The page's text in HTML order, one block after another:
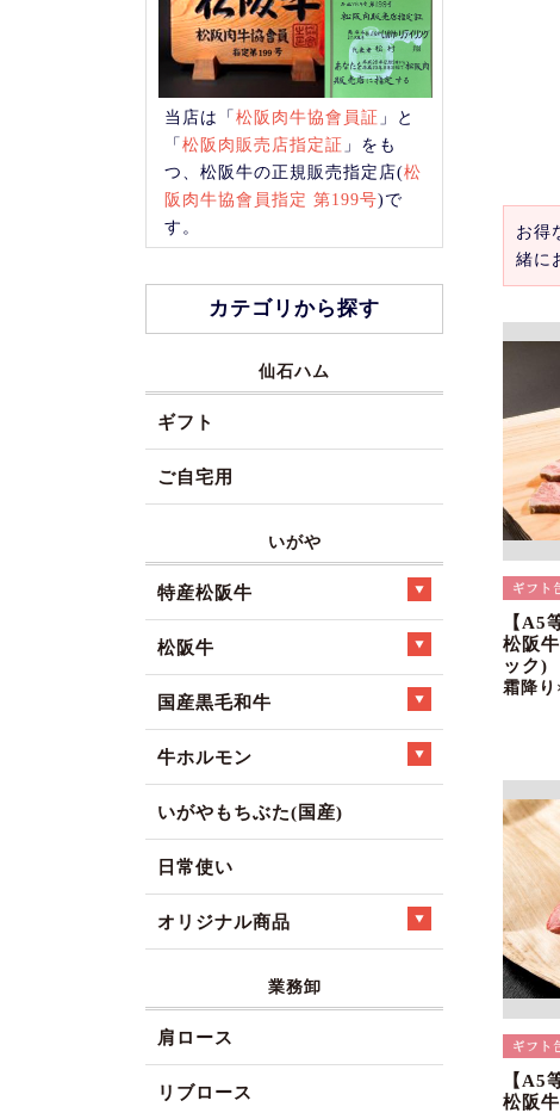
お得
緒に
【A5
松阪
ック)
霜降り
【A5
松阪
当店は「松阪肉牛協會員証 」と
「松阪肉販売店指定証 」をも
つ、松阪牛の正規販売指定店(松
阪肉牛協會員指定 第199号)で
す。
カテゴリから探す
仙石ハム
ギフト
ご自宅用
いがや
特産松阪牛
松阪牛
国産黒毛和牛
牛ホルモン
いがやもちぶた(国産)
日常使い
オリジナル商品
業務卸
肩ロース
リブロース